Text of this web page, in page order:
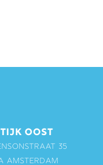
OOST
35
Amsterdam